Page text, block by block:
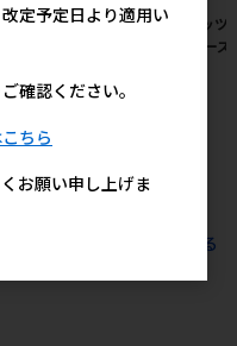
プロジャパン(直送)］
注単位・最低発注数
月特価】
［ペッ
ト チー
すべてのおすすめ商品を見る
定予定日より適用い
確認ください。
ちら
お願い申し上げま